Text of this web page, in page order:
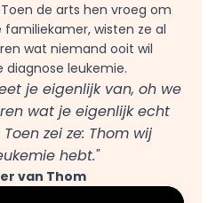
de arts hen vroeg om
wisten ze al
wat niemand ooit wil
diagnose leukemie.
je eigenlijk van, oh we
wat je eigenlijk echt
zei ze: Thom wij
hebt."
van Thom